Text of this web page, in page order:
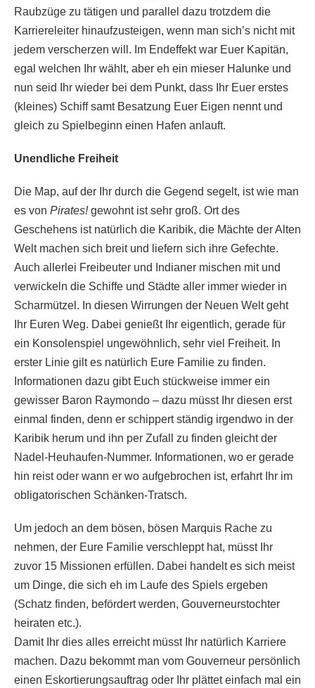
Raubzüge zu tätigen und parallel dazu trotzdem die
Karriereleiter hinaufzusteigen, wenn man sich’s nicht mit
jedem verscherzen will. Im Endeffekt war Euer Kapitän,
egal welchen Ihr wählt, aber eh ein mieser Halunke und
nun seid Ihr wieder bei dem Punkt, dass Ihr Euer erstes
(kleines) Schiff samt Besatzung Euer Eigen nennt und
gleich zu Spielbeginn einen Hafen anlauft.
Unendliche Freiheit
Die Map, auf der Ihr durch die Gegend segelt, ist wie man
es von Pirates!gewohnt ist sehr groß. Ort des
Geschehens ist natürlich die Karibik, die Mächte der Alten
Welt machen sich breit und liefern sich ihre Gefechte.
Auch allerlei Freibeuter und Indianer mischen mit und
verwickeln die Schiffe und Städte aller immer wieder in
Scharmützel. In diesen Wirrungen der Neuen Welt geht
Ihr Euren Weg. Dabei genießt Ihr eigentlich, gerade für
ein Konsolenspiel ungewöhnlich, sehr viel Freiheit. In
erster Linie gilt es natürlich Eure Familie zu finden.
Informationen dazu gibt Euch stückweise immer ein
gewisser Baron Raymondo – dazu müsst Ihr diesen erst
einmal finden, denn er schippert ständig irgendwo in der
Karibik herum und ihn per Zufall zu finden gleicht der
Nadel-Heuhaufen-Nummer. Informationen, wo er gerade
hin reist oder wann er wo aufgebrochen ist, erfahrt Ihr im
obligatorischen Schänken-Tratsch.
Um jedoch an dem bösen, bösen Marquis Rache zu
nehmen, der Eure Familie verschleppt hat, müsst Ihr
zuvor 15 Missionen erfüllen. Dabei handelt es sich meist
um Dinge, die sich eh im Laufe des Spiels ergeben
(Schatz finden, befördert werden, Gouverneurstochter
heiraten etc.).
Damit Ihr dies alles erreicht müsst Ihr natürlich Karriere
machen. Dazu bekommt man vom Gouverneur persönlich
einen Eskortierungsauftrag oder Ihr plättet einfach mal ein